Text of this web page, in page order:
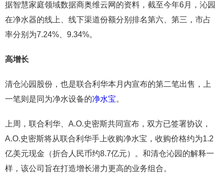
据智慧家庭领域数据商奥维云网的资料，截至今年6月，沁园
在净水器的线上、线下渠道份额分别排名第六、第三，市占
率分别为7.24%、9.34%。
高增长
清仓沁园股份，也是联合利华本月内宣布的第二笔出售，上
一笔则是同为净水设备的净水宝。
上周，联合利华、A.O.史密斯共同宣布，双方已签署协议，
A.O.史密斯将从联合利华手上收购净水宝，收购价格约为1.2
亿美元现金（折合人民币约8.7亿元）。和清仓沁园的解释一
样，该公司旨在打造增长潜力更高的业务组合。